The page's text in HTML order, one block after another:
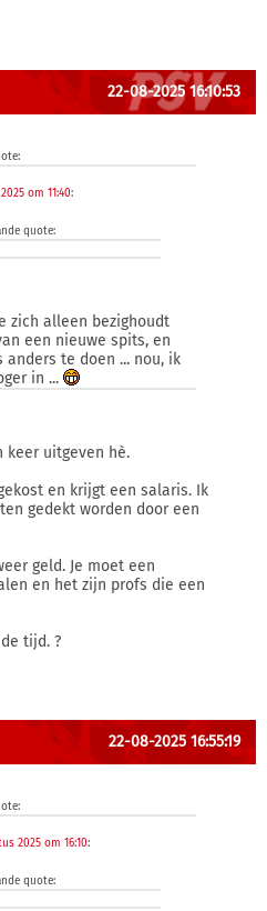
22-08-2025 16:10:53
om 11:40:
quote:
zich alleen bezighoudt
een nieuwe spits, en
te doen ... nou, ik
in ...
keer uitgeven hè.
en krijgt een salaris. Ik
gedekt worden door een
geld. Je moet een
en het zijn profs die een
tijd. ?
22-08-2025 16:55:19
2025 om 16:10:
quote: